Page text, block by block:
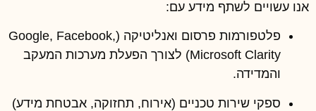
אנו עשויים לשתף מידע עם:
פלטפורמות פרסום ואנליטיקה (Google, Facebook,
Microsoft Clarity) לצורך הפעלת מערכות המעקב
והמדידה.
ספקי שירות טכניים (אירוח, תחזוקה, אבטחת מידע)